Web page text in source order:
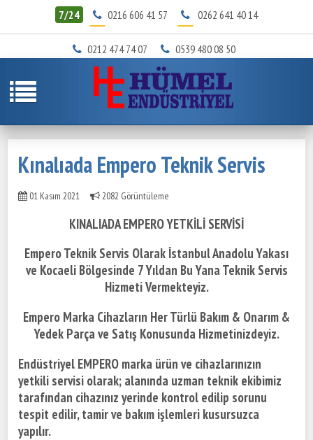
7/24 0216 606 41 57 0262 641 40 14
0212 474 74 07 0539 480 08 50
Kınalıada Empero Teknik Servis
01 Kasım 2021 2082 Görüntüleme
KINALIADA EMPERO YETKİLİ SERVİSİ
Empero Teknik Servis Olarak İstanbul Anadolu Yakası
ve Kocaeli Bölgesinde 7 Yıldan Bu Yana Teknik Servis
Hizmeti Vermekteyiz.
Empero Marka Cihazların Her Türlü Bakım & Onarım &
Yedek Parça ve Satış Konusunda Hizmetinizdeyiz.
Endüstriyel EMPERO marka ürün ve cihazlarınızın
yetkili servisi olarak; alanında uzman teknik ekibimiz
tarafından cihazınız yerinde kontrol edilip sorunu
tespit edilir, tamir ve bakım işlemleri kusursuzca
yapılır.